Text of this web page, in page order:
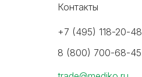
Контакты
+7 (495) 118-20-48
8 (800) 700-68-45